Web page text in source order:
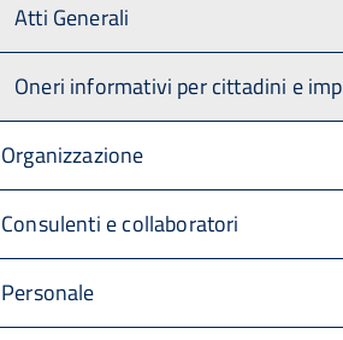
Atti Generali
Oneri informativi per cittadini e
Organizzazione
Consulenti e collaboratori
Personale